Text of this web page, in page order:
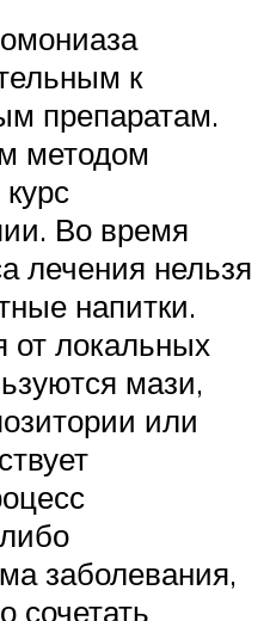
к
препаратам.
методом
Во время
лечения нельзя
напитки.
от локальных
мази,
или
заболевания,
сочетать